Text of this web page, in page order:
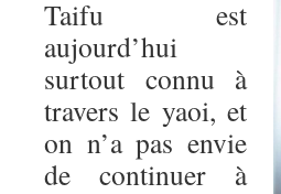
Taifu est
aujourd’hui
surtout connu à
travers le yaoi, et
on n’a pas envie
de continuer à